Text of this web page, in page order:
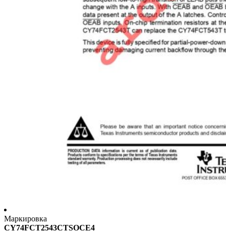
Маркировка
CY74FCT2543CTSOCE4